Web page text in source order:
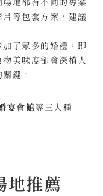
等包套方案，建議
加了眾多的婚禮，即
美味度卻會深植人
鍵。
宴會館等三大種
地推薦